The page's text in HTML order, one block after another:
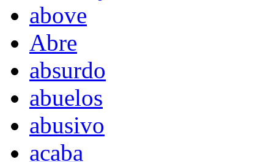
above
Abre
absurdo
abuelos
abusivo
acaba